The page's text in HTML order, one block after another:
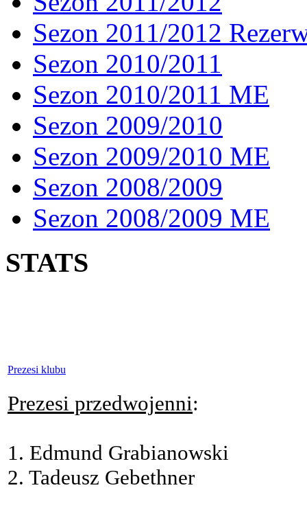
Sezon 2011/2012
Sezon 2010/2011
Sezon 2010/2011 ME
Sezon 2009/2010
Sezon 2009/2010 ME
Sezon 2008/2009
Sezon 2008/2009 ME
STATS
Prezesi klubu
Prezesi przedwojenni:
1. Edmund Grabianowski
2. Tadeusz Gebethner